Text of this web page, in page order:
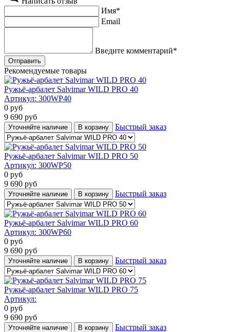
Имя*
Email
Введите комментарий*
Рекомендуемые товары
Ружьё-арбалет Salvimar WILD PRO 40
Артикул: 300WP40
0 руб
9 690 руб
Уточняйте наличие В корзину Быстрый заказ
Ружьё-арбалет Salvimar WILD PRO 50
Артикул: 300WP50
0 руб
9 690 руб
Уточняйте наличие В корзину Быстрый заказ
Ружьё-арбалет Salvimar WILD PRO 60
Артикул: 300WP60
0 руб
9 690 руб
Уточняйте наличие В корзину Быстрый заказ
Ружьё-арбалет Salvimar WILD PRO 75
Артикул:
0 руб
9 690 руб
Уточняйте наличие В корзину Быстрый заказ